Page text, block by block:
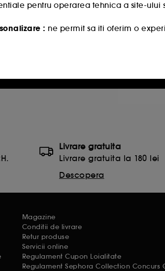
Livrare gratuita
Livrare gratuita la 180 lei
Descopera
Magazine
Conditii de livrare
Retur produse
Servicii online
Regulament Cupon Loialitate
Regulament Sephora Collection Concurs
pentru operarea tehnica a site-ului
: ne permit sa iti oferim o
cat si sa iti oerim oferte promotionale
acestea
platilor online :ne permit sa
tehnice, plasarea si citirea celorlalte
"Schimba preferintele" de mai jos, sau